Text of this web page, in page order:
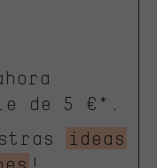
de 5 €*.
ideas